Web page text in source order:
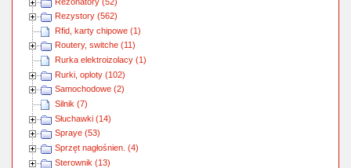
Rezystory (562)
Rfid, karty chipowe (1)
Routery, switche (11)
Rurka elektroizolacy (1)
Rurki, oploty (102)
Samochodowe (2)
Silnik (7)
Słuchawki (14)
Spraye (53)
Sprzęt nagłośnien. (4)
Sterownik (13)